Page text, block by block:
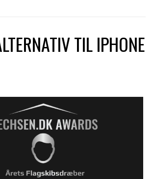
TIL IPHONE